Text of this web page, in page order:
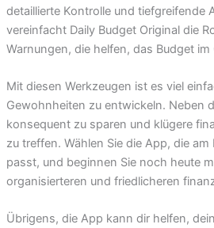
detaillierte Kontrolle und tiefgreifende
vereinfacht Daily Budget Original die
Warnungen, die helfen, das Budget
Mit diesen Werkzeugen ist es viel
Gewohnheiten zu entwickeln. Neben
konsequent zu sparen und klügere
zu treffen. Wählen Sie die App, die
passt, und beginnen Sie noch heute
organisierteren und friedlicheren
Übrigens, die App kann dir helfen,